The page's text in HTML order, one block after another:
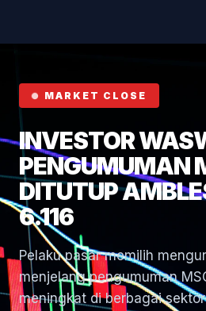
MARKET CLOSE
INVESTOR
PENGUMUMAN
DITUTUP
6.116
Pelaku pasar memilih
menjelang pengumuman
meningkat di berbagai